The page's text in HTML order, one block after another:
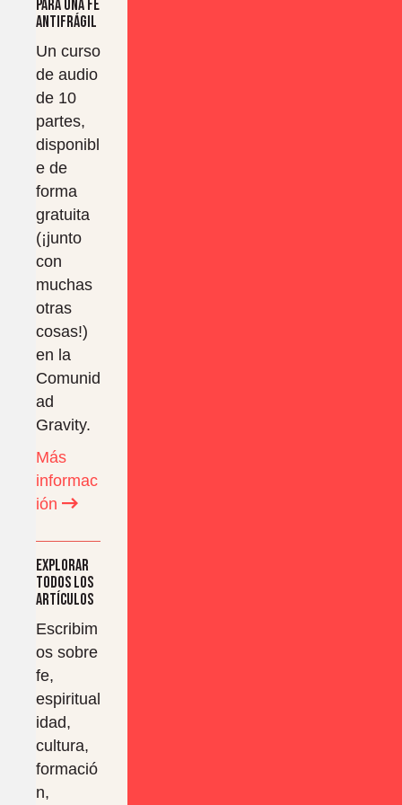
para una fe
antifrágil
Un curso
de audio
de 10
partes,
disponibl
e de
forma
gratuita
(¡junto
con
muchas
otras
cosas!)
en la
Comunid
ad
Gravity.
Más
informac
ión
Explorar
todos los
artículos
Escribim
os sobre
fe,
espiritual
idad,
cultura,
formació
n,